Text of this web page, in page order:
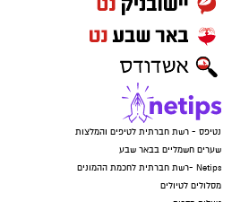
קרדיט: משטרת ישראל
המשפחה נמצאת כעת בשבר
מרוסקת", זועקת האם. "מיום
יותר. הבן שלי בטראומה, הוא
מסלולים לטיולים
טיולים בדרום
עורך דין באשדוד
קריית גת נט
חולון נט